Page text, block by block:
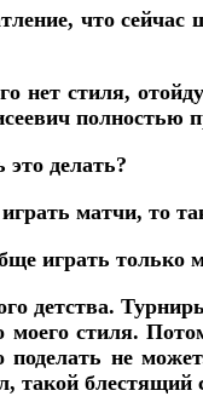
что
нет стиля,
полностью
делать?
матчи, то
играть только
детства.
моего стиля.
не
такой блестящий